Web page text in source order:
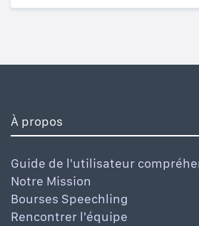
À propos
Guide de l'utilisateur
Notre Mission
Bourses Speechling
Rencontrer l'équipe